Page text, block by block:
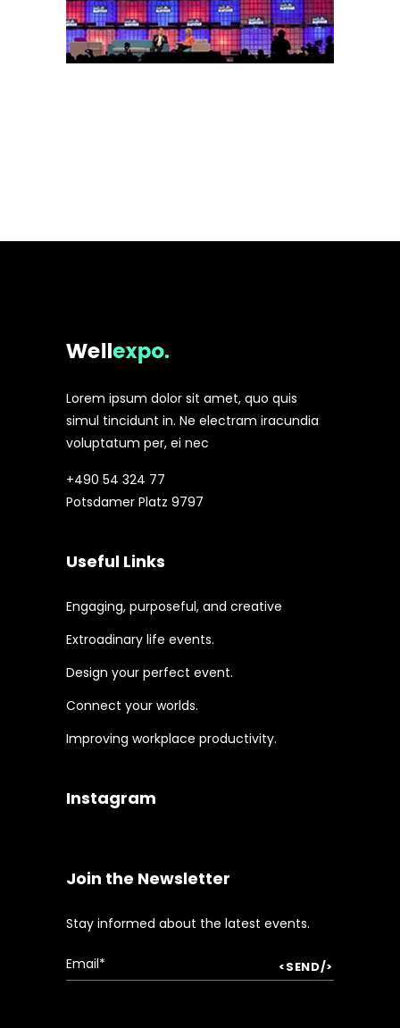
Lorem ipsum dolor sit amet, quo quis
simul tincidunt in. Ne electram iracundia
voluptatum per, ei nec
+490 54 324 77
Potsdamer Platz 9797
Useful Links
Engaging, purposeful, and creative
Extroadinary life events.
Design your perfect event.
Connect your worlds.
Improving workplace productivity.
Instagram
Join the Newsletter
Stay informed about the latest events.